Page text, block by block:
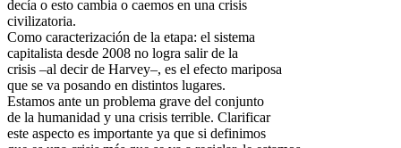
decía o esto cambia o caemos en una crisis
civilizatoria.
Como caracterización de la etapa: el sistema
capitalista desde 2008 no logra salir de la
crisis –al decir de Harvey–, es el efecto mariposa
que se va posando en distintos lugares.
Estamos ante un problema grave del conjunto
de la humanidad y una crisis terrible. Clarificar
este aspecto es importante ya que si definimos